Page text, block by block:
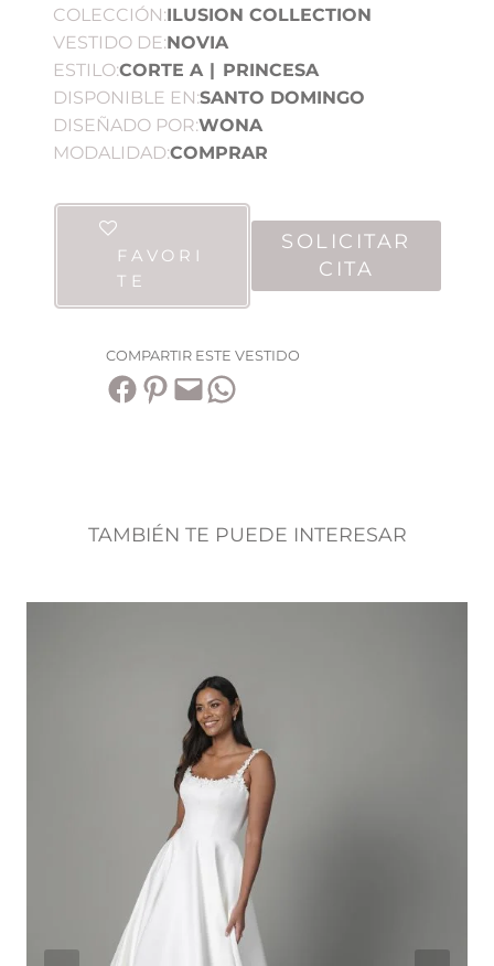
COLECCIÓN:ILUSION COLLECTION
VESTIDO DE:NOVIA
ESTILO:CORTE A | PRINCESA
DISPONIBLE EN:SANTO DOMINGO
DISEÑADO POR:WONA
MODALIDAD:COMPRAR
FAVORI
TE
SOLICITAR
CITA
COMPARTIR ESTE VESTIDO
Compartir en Facebook Compartir en Pinterest Envía esta página por correo electrónico Compartir en WhatsApp
TAMBIÉN TE PUEDE INTERESAR